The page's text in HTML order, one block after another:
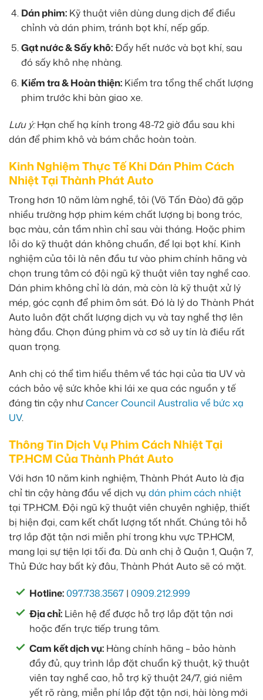
Dán phim:Kỹ thuật viên dùng dung dịch để điều
chỉnh và dán phim, tránh bọt khí, nếp gấp.
Gạt nước & Sấy khô:Đẩy hết nước và bọt khí, sau
đó sấy khô nhẹ nhàng.
Kiểm tra & Hoàn thiện:Kiểm tra tổng thể chất lượng
phim trước khi bàn giao xe.
Lưu ý:Hạn chế hạ kính trong 48-72 giờ đầu sau khi
dán để phim khô và bám chắc hoàn toàn.
Kinh Nghiệm Thực Tế Khi Dán Phim Cách
Nhiệt Tại Thành Phát Auto
Trong hơn 10 năm làm nghề, tôi (Võ Tấn Đào) đã gặp
nhiều trường hợp phim kém chất lượng bị bong tróc,
bạc màu, cản tầm nhìn chỉ sau vài tháng. Hoặc phim
lỗi do kỹ thuật dán không chuẩn, để lại bọt khí. Kinh
nghiệm của tôi là nên đầu tư vào phim chính hãng và
chọn trung tâm có đội ngũ kỹ thuật viên tay nghề cao.
Dán phim không chỉ là dán, mà còn là kỹ thuật xử lý
mép, góc cạnh để phim ôm sát. Đó là lý do Thành Phát
Auto luôn đặt chất lượng dịch vụ và tay nghề thợ lên
hàng đầu. Chọn đúng phim và cơ sở uy tín là điều rất
quan trọng.
Anh chị có thể tìm hiểu thêm về tác hại của tia UV và
cách bảo vệ sức khỏe khi lái xe qua các nguồn y tế
đáng tin cậy nhưCancer Council Australia về bức xạ
UV.
Thông Tin Dịch Vụ Phim Cách Nhiệt Tại
TP.HCM Của Thành Phát Auto
Với hơn 10 năm kinh nghiệm, Thành Phát Auto là địa
chỉ tin cậy hàng đầu về dịch vụ dán phim cách nhiệt
tại TP.HCM. Đội ngũ kỹ thuật viên chuyên nghiệp, thiết
bị hiện đại, cam kết chất lượng tốt nhất. Chúng tôi hỗ
trợ lắp đặt tận nơi miễn phí trong khu vực TP.HCM,
mang lại sự tiện lợi tối đa. Dù anh chị ở Quận 1, Quận 7,
Thủ Đức hay bất kỳ đâu, Thành Phát Auto sẽ có mặt.
Hotline:097.738.3567 | 0909.212.999
Địa chỉ: Liên hệ để được hỗ trợ lắp đặt tận nơi
hoặc đến trực tiếp trung tâm.
Cam kết dịch vụ: Hàng chính hãng – bảo hành
đầy đủ, quy trình lắp đặt chuẩn kỹ thuật, kỹ thuật
viên tay nghề cao, hỗ trợ kỹ thuật 24/7, giá niêm
yết rõ ràng, miễn phí lắp đặt tận nơi, hài lòng mới